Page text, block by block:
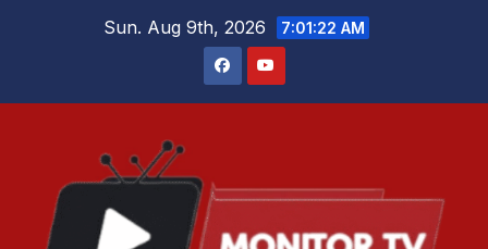
Sun. Aug 9th, 2026 7:01:23 AM